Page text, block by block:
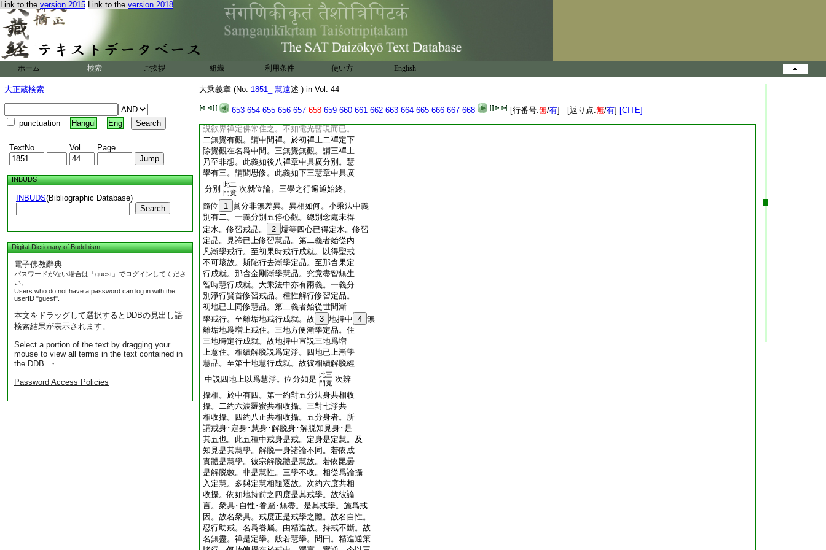
Link to the version 2015 Link to the version 2018
ホーム 検索 ご挨拶 組織 利用条件 使い方 English
大正蔵検索
punctuation Hangul Eng
TextNo. Vol. Page
INBUDS
INBUDS(Bibliographic Database)
Search
Digital Dictionary of Buddhism
電子佛教辭典
パスワードがない場合は「guest」でログインしてくださ
い。
Users who do not have a password can log in with the
userID "guest".
本文をドラッグして選択するとDDBの見出し語
検索結果が表示されます。
Select a portion of the text by dragging your
mouse to view all terms in the text contained in
the DDB. ・
Password Access Policies
大乘義章 (No. 1851_ 慧遠述 ) in Vol. 44
653 654 655 656 657 658 659 660 661 662 663 664 665 666 667 668 [行番号:無/有] [返り点:無/有] [CITE]
學爲局在因。爲當通果。釋言。學心局唯在
因。果徳窮滿學 12
心停息。是故經中説爲無
學。若論所學通因及果。問曰。果中名爲無學。
云何學行得通於果。釋言。果中戒定慧等由
此一
次辨其相。戒學有
三。一律儀戒。二攝善戒。三攝生戒。此義如後
三聚戒中具廣分別。定學亦三。一有覺
觀。謂欲界定乃至初禪。問曰。欲界云何有
定。釋言。毘曇不説有定。大乘成實宣説有
説欲界禪定佛常住之。不如電光暫現而已。
二無覺有觀。謂中間禪。於初禪上二禪定下
除覺觀在名爲中間。三無覺無觀。謂三禪上
乃至非想。此義如後八禪章中具廣分別。慧
學有三。謂聞思修。此義如下三慧章中具廣
分別
此二
門竟 次就位論。三學之行遍通始終。
隨位
1 眞分非無差異。異相如何。小乘法中義
別有二。一義分別五停心觀。總別念處未得
定水。修習戒品。
2 燸等四心已得定水。修習
定品。見諦已上修習慧品。第二義者始從内
凡漸學戒行。至初果時戒行成就。以得聖戒
不可壞故。斯陀行去漸學定品。至那含果定
行成就。那含金剛漸學慧品。究竟盡智無生
智時慧行成就。大乘法中亦有兩義。一義分
別淨行賢首修習戒品。種性解行修習定品。
初地已上同修慧品。第二義者始從世間漸
學戒行。至離垢地戒行成就。故 3 地持中 4 無
離垢地爲増上戒住。三地方便漸學定品。住
三地時定行成就。故地持中宣説三地爲増
上意住。相續解脱説爲定淨。四地已上漸學
慧品。至第十地慧行成就。故彼相續解脱經
中説四地上以爲慧淨。位分如是 此三
門竟 次辨
攝相。於中有四。第一約對五分法身共相收
攝。二約六波羅蜜共相收攝。三對七淨共
相收攝。四約八正共相收攝。五分身者。所
謂戒身･定身･慧身･解脱身･解脱知見身･是
其五也。此五種中戒身是戒。定身是定慧。及
知見是其慧學。解脱一身諸論不同。若依成
實體是慧學。彼宗解脱體是慧故。若依毘曇
是解脱數。非是慧性。三學不收。相從爲論攝
入定慧。多與定慧相隨逐故。次約六度共相
收攝。依如地持前之四度是其戒學。故彼論
言。衆具･自性･眷屬･無盡。是其戒學。施爲戒
因。故名衆具。戒度正是戒學之體。故名自性。
忍行助戒。名爲眷屬。由精進故。持戒不斷。故
名無盡。禪是定學。般若慧學。問曰。精進通策